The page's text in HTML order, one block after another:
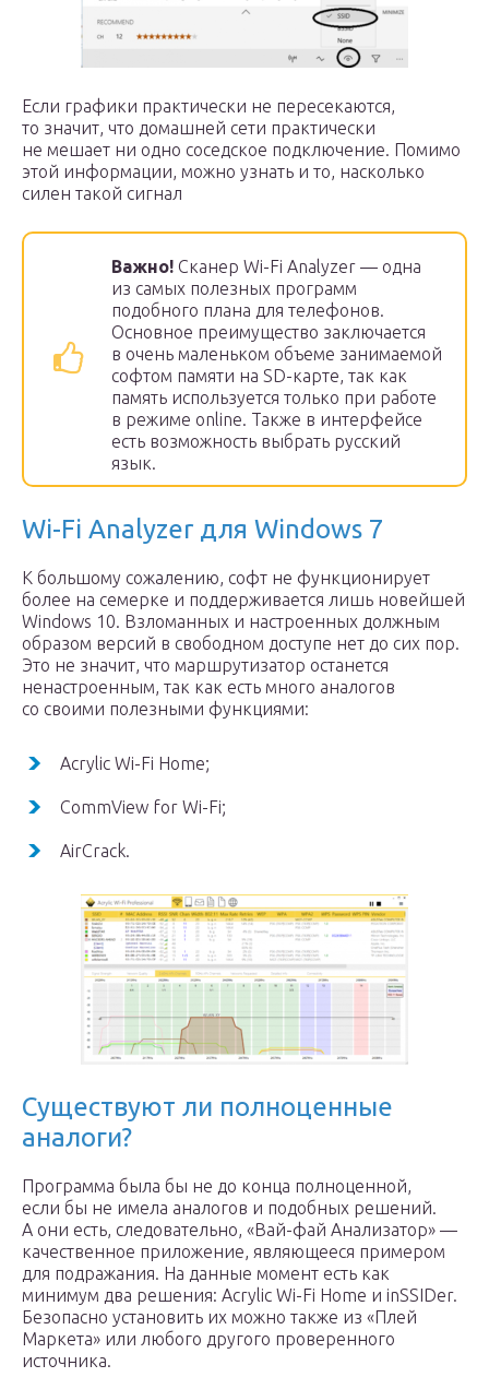
Если графики практически не пересекаются,
то значит, что домашней сети практически
не мешает ни одно соседское подключение. Помимо
этой информации, можно узнать и то, насколько
силен такой сигнал
Важно! Сканер Wi-Fi Analyzer — одна
из самых полезных программ
подобного плана для телефонов.
Основное преимущество заключается
в очень маленьком объеме занимаемой
софтом памяти на SD-карте, так как
память используется только при работе
в режиме online. Также в интерфейсе
есть возможность выбрать русский
язык.
Wi-Fi Analyzer для Windows 7
К большому сожалению, софт не функционирует
более на семерке и поддерживается лишь новейшей
Windows 10. Взломанных и настроенных должным
образом версий в свободном доступе нет до сих пор.
Это не значит, что маршрутизатор останется
ненастроенным, так как есть много аналогов
со своими полезными функциями:
Acrylic Wi-Fi Home;
CommView for Wi-Fi;
AirCrack.
Существуют ли полноценные
аналоги?
Программа была бы не до конца полноценной,
если бы не имела аналогов и подобных решений.
А они есть, следовательно, «Вай-фай Анализатор» —
качественное приложение, являющееся примером
для подражания. На данные момент есть как
минимум два решения: Acrylic Wi-Fi Home и inSSIDer.
Безопасно установить их можно также из «Плей
Маркета» или любого другого проверенного
источника.